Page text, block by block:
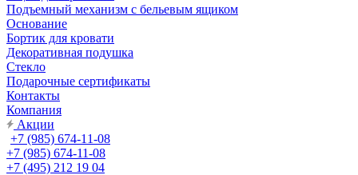
Подъемный механизм с бельевым ящиком
Основание
Бортик для кровати
Декоративная подушка
Стекло
Подарочные сертификаты
Контакты
Компания
Акции
+7 (985) 674-11-08
+7 (985) 674-11-08
+7 (495) 212 19 04